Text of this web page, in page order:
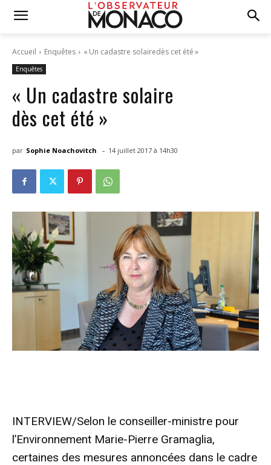
Accueil Enquêtes « Un cadastre solairedès cet été »
Enquêtes
« Un cadastre solaire
dès cet été »
par Sophie Noachovitch - 14 juillet 2017 à 14h30
INTERVIEW/Selon le conseiller-ministre pour
l’Environnement Marie-Pierre Gramaglia,
certaines des mesures annoncées dans le cadre